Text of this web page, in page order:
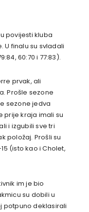
povijesti kluba
U finalu su svladali
60:70 i 77:83).
prvak, ali
Prošle sezone
sezone jedva
prije kraja imali su
i izgubili sve tri
položaj. Prošli su
(isto kao i Cholet,
im je bio
su dobili u
potpuno deklasirali